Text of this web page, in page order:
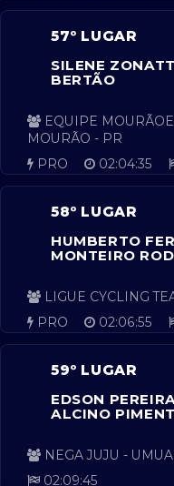
57º LUGAR
SILENE
BERTÃO
EQUIPE
MOURÃO - PR
PRO
02:04:35
58º LUGAR
HUMBERTO
MONTEIRO
LIGUE CYCLING
PRO
02:06:55
59º LUGAR
EDSON
ALCINO
NEGA JUJU -
02:09:45